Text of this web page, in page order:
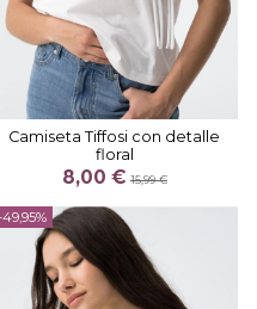
Camiseta Tiffosi con detalle
floral
8,00 € 15,99 €